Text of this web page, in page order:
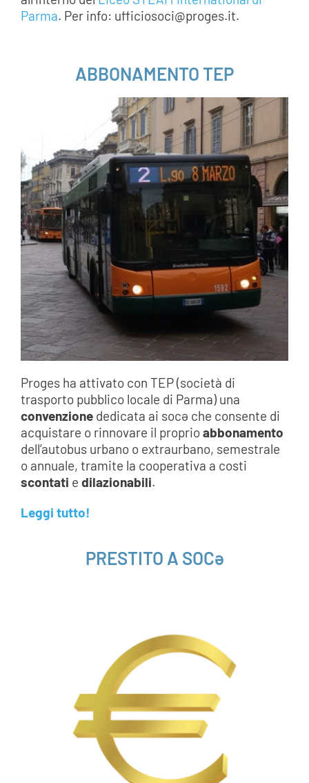
Parma. Per info: ufficiosoci@proges.it.
ABBONAMENTO TEP
Proges ha attivato con TEP (società di
trasporto pubblico locale di Parma) una
convenzionededicata ai socə che consente di
acquistare o rinnovare il proprio abbonamento
dell’autobus urbano o extraurbano, semestrale
o annuale, tramite la cooperativa a costi
scontati e dilazionabili.
Leggi tutto!
PRESTITO A SOCə